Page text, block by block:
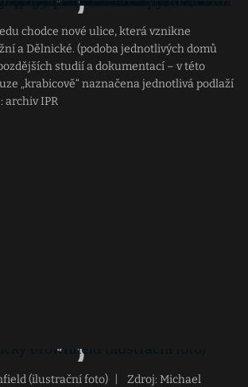
chodce nové ulice, která vznikne
a Dělnické. (podoba jednotlivých domů
studií a dokumentací – v této
„krabicově“ naznačena jednotlivá podlaží
archiv IPR
(ilustrační foto)
Zdroj: Michael